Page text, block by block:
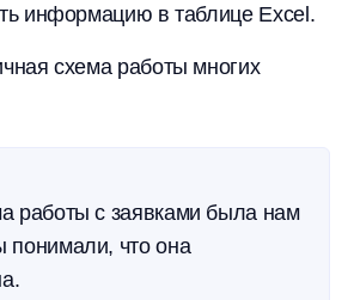
информацию в таблице Excel.
схема работы многих
работы с заявками была нам
понимали, что она